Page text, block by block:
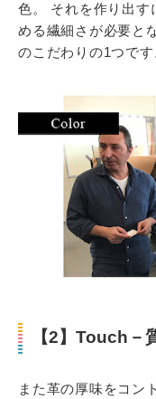
色。 それを作り出す
める繊細さが必要と
のこだわりの1つです
【2】Touch－
また革の厚味をコン